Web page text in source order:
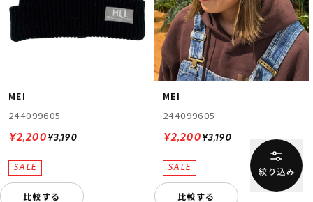
MEI
244099605
¥3,190
¥2,200
比較する
MEI
244099605
¥3,190
¥2,200
比較する